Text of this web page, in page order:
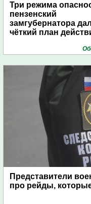
Три режима
пензенский
замгубернатора дал
чёткий план
Представители
про рейды,